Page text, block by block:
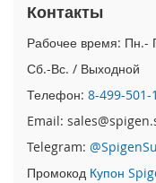
o
n
e
A
i
r
i
P
h
Контакты
Рабочее время: Пн.-
Сб.-Вс. / Выходной
Телефон: 8-499-501-
Email:
Telegram:
Промокод Купон